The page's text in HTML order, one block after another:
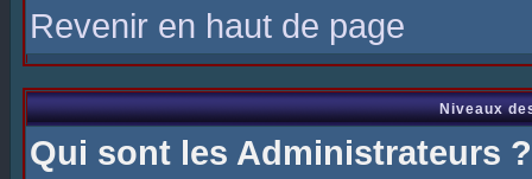
Revenir en haut de page
Niveaux
Qui sont les Administrateurs ?